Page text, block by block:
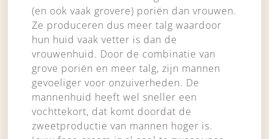
(en ook vaak grovere) poriën dan vrouwen.
Ze produceren dus meer talg waardoor
hun huid vaak vetter is dan de
vrouwenhuid. Door de combinatie van
grove poriën en meer talg, zijn mannen
gevoeliger voor onzuiverheden. De
mannenhuid heeft wel sneller een
vochttekort, dat komt doordat de
zweetproductie van mannen hoger is.